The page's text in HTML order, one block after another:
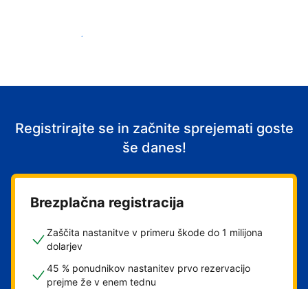
Začni sprejemati goste
Registrirajte se in začnite sprejemati goste
še danes!
Brezplačna registracija
Zaščita nastanitve v primeru škode do 1 milijona
dolarjev
45 % ponudnikov nastanitev prvo rezervacijo
prejme že v enem tednu